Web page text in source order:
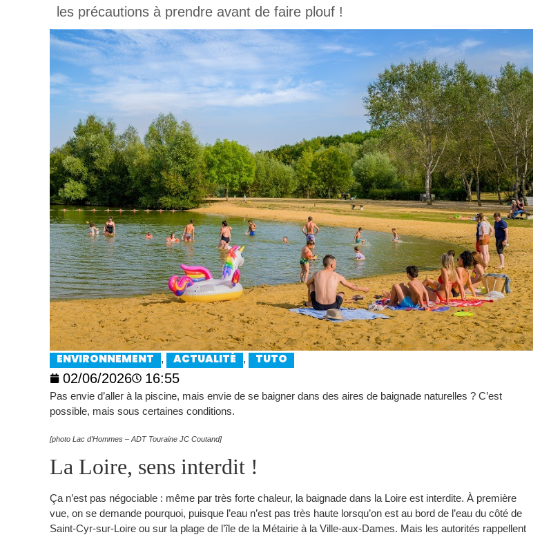
les précautions à prendre avant de faire plouf !
ENVIRONNEMENT , ACTUALITÉ , TUTO
02/06/2026 16:55
Pas envie d’aller à la piscine, mais envie de se baigner dans des aires de baignade naturelles ? C’est
possible, mais sous certaines conditions.
[photo Lac d’Hommes – ADT Touraine JC Coutand]
La Loire, sens interdit !
Ça n’est pas négociable : même par très forte chaleur, la baignade dans la Loire est interdite. À première
vue, on se demande pourquoi, puisque l’eau n’est pas très haute lorsqu’on est au bord de l’eau du côté de
Saint-Cyr-sur-Loire ou sur la plage de l’île de la Métairie à la Ville-aux-Dames. Mais les autorités rappellent